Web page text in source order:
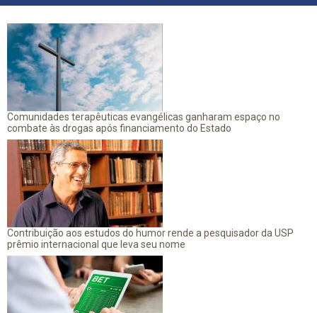
Comunidades terapêuticas evangélicas ganharam espaço no
combate às drogas após financiamento do Estado
Contribuição aos estudos do humor rende a pesquisador da USP
prêmio internacional que leva seu nome